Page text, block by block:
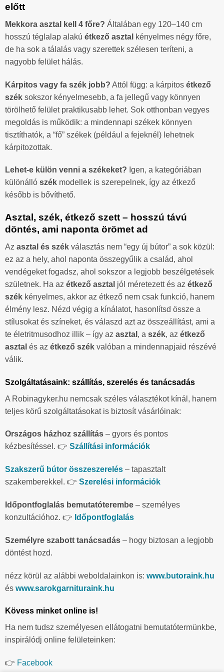
előtt
Mekkora asztal kell 4 főre? Általában egy 120–140 cm
hosszú téglalap alakú étkező asztal kényelmes négy főre,
de ha sok a tálalás vagy szerettek szélesen teríteni, a
nagyobb felület hálás.
Kárpitos vagy fa szék jobb? Attól függ: a kárpitos étkező
szék sokszor kényelmesebb, a fa jellegű vagy könnyen
törölhető felület praktikusabb lehet. Sok otthonban vegyes
megoldás is működik: a mindennapi székek könnyen
tisztíthatók, a “fő” székek (például a fejeknél) lehetnek
kárpitozottak.
Lehet-e külön venni a székeket? Igen, a kategóriában
különálló szék modellek is szerepelnek, így az étkező
később is bővíthető.
Asztal, szék, étkező szett – hosszú távú
döntés, ami naponta örömet ad
Az asztal és szék választás nem “egy új bútor” a sok közül:
ez az a hely, ahol naponta összegyűlik a család, ahol
vendégeket fogadsz, ahol sokszor a legjobb beszélgetések
születnek. Ha az étkező asztal jól méretezett és az étkező
szék kényelmes, akkor az étkező nem csak funkció, hanem
élmény lesz. Nézd végig a kínálatot, hasonlítsd össze a
stílusokat és színeket, és válaszd azt az összeállítást, ami a
te életritmusodhoz illik – így az asztal , a szék, az étkező
asztal és az étkező szék valóban a mindennapjaid részévé
válik.
Szolgáltatásaink: szállítás, szerelés és tanácsadás
A Robinagyker.hu nemcsak széles választékot kínál, hanem
teljes körű szolgáltatásokat is biztosít vásárlóinak:
Országos házhoz szállítás – gyors és pontos
kézbesítéssel. 👉 Szállítási információk
Szakszerű bútor összeszerelés – tapasztalt
szakemberekkel. 👉 Szerelési információk
Időpontfoglalás bemutatóterembe – személyes
konzultációhoz. 👉 Időpontfoglalás
Személyre szabott tanácsadás – hogy biztosan a legjobb
döntést hozd.
nézz körül az alábbi weboldalainkon is: www.butoraink.hu
és www.sarokgarnituraink.hu
Kövess minket online is!
Ha nem tudsz személyesen ellátogatni bemutatótermünkbe,
inspirálódj online felületeinken:
👉 Facebook